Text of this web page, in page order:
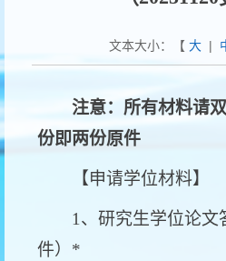
文本大小：【 大|
注意：所有材料请
份即两份原件
【申请学位材料】
1、研究生学位论文
件）*